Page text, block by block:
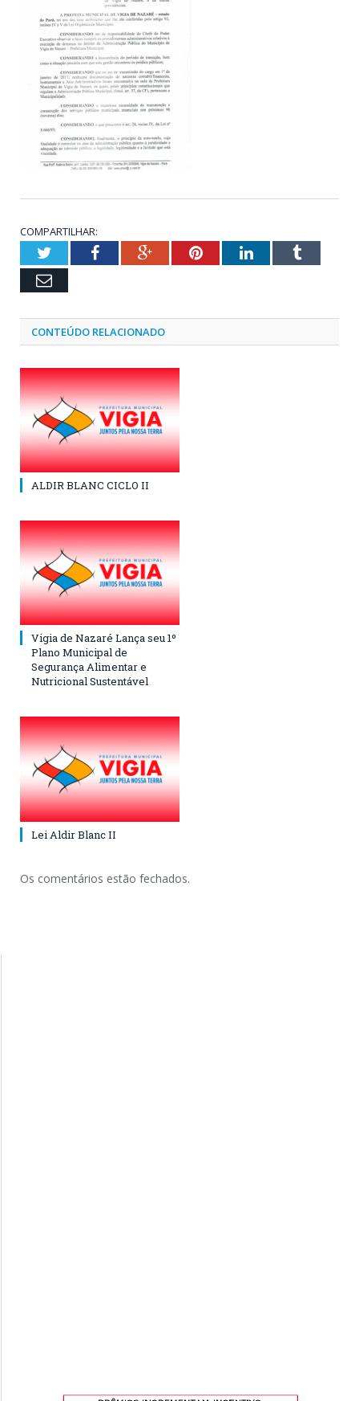
COMPARTILHAR:
TwitterFacebookGoogle+PinterestLinkedInTumblr
Email
CONTEÚDO RELACIONADO
ALDIR BLANC CICLO II
Vigia de Nazaré Lança seu 1º
Plano Municipal de
Segurança Alimentar e
Nutricional Sustentável
Lei Aldir Blanc II
Os comentários estão fechados.